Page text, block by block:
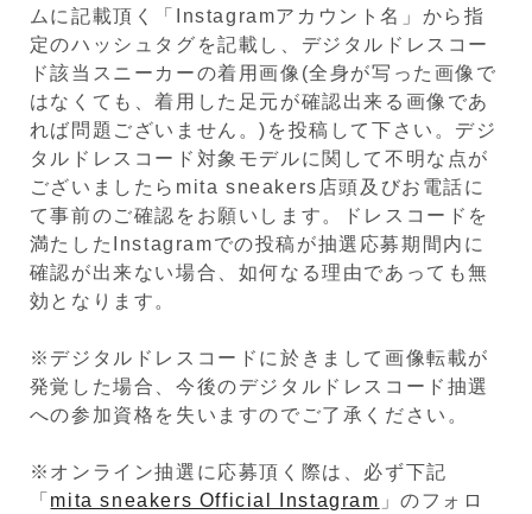
ムに記載頂く「Instagramアカウント名」から指
定のハッシュタグを記載し、デジタルドレスコー
ド該当スニーカーの着用画像(全身が写った画像で
はなくても、着用した足元が確認出来る画像であ
れば問題ございません。)を投稿して下さい。デジ
タルドレスコード対象モデルに関して不明な点が
ございましたらmita sneakers店頭及びお電話に
て事前のご確認をお願いします。ドレスコードを
満たしたInstagramでの投稿が抽選応募期間内に
確認が出来ない場合、如何なる理由であっても無
効となります。
※デジタルドレスコードに於きまして画像転載が
発覚した場合、今後のデジタルドレスコード抽選
への参加資格を失いますのでご了承ください。
※オンライン抽選に応募頂く際は、必ず下記
「 mita sneakers Official Instagram 」のフォロ